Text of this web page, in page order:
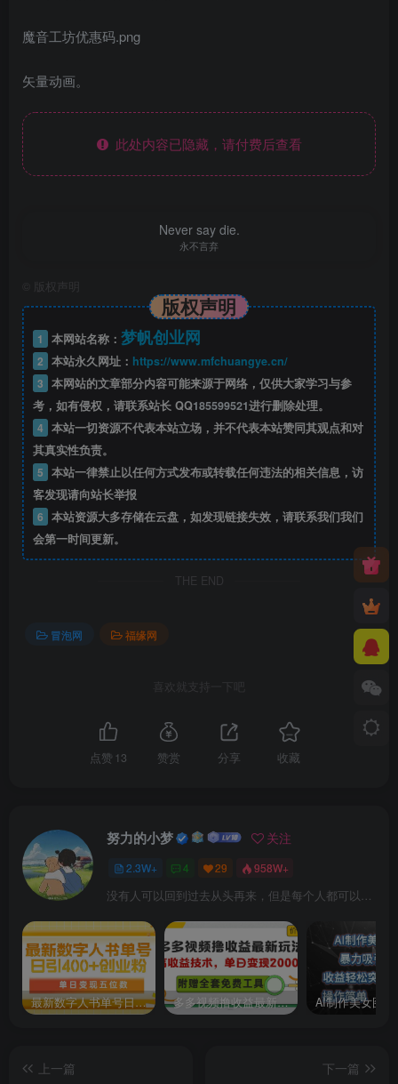
魔音工坊优惠码.png
矢量动画。
此处内容已隐藏，请付费后查看
Never say die.
永不言弃
版权声明
版权声明
1 本网站名称： 梦帆创业网
2 本站永久网址： https://www.mfchuangye.cn/
3 本网站的文章部分内容可能来源于网络，仅供大家学习与参
考，如有侵权，请联系站长 QQ185599521进行删除处理。
4 本站一切资源不代表本站立场，并不代表本站赞同其观点和对
其真实性负责。
5 本站一律禁止以任何方式发布或转载任何违法的相关信息，访
客发现请向站长举报
6 本站资源大多存储在云盘，如发现链接失效，请联系我们我们
会第一时间更新。
THE END
冒泡网 福缘网
喜欢就支持一下吧
点赞 13 赞赏 分享 收藏
努力的小梦 关注
2.3W+ 4 29 958W+
没有人可以回到过去从头再来，但是每个人都可以从今天开始，创造一个全新的结局
最新数字人书单号日400+创业粉，单日变现五位数，市面卖5980附软件和详… 多多视频撸收益最新玩法，高收益技术，单日变现2000+，附赠全套技术资料
上一篇
下一篇